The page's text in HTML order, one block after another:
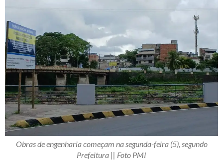
Obras de engenharia começam na segunda-feira (5), segundo
Prefeitura || Foto PMI